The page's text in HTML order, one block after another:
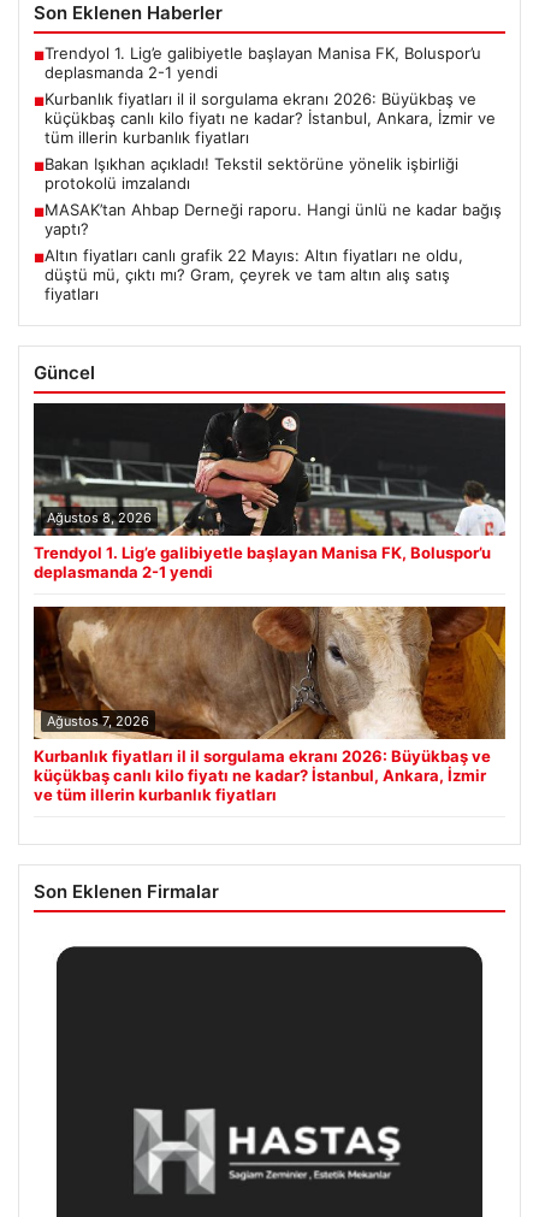
Son Eklenen Haberler
■Trendyol 1. Lig’e galibiyetle başlayan Manisa FK, Boluspor’u
deplasmanda 2-1 yendi
■Kurbanlık fiyatları il il sorgulama ekranı 2026: Büyükbaş ve
küçükbaş canlı kilo fiyatı ne kadar? İstanbul, Ankara, İzmir ve
tüm illerin kurbanlık fiyatları
■Bakan Işıkhan açıkladı! Tekstil sektörüne yönelik işbirliği
protokolü imzalandı
■MASAK’tan Ahbap Derneği raporu. Hangi ünlü ne kadar bağış
yaptı?
■Altın fiyatları canlı grafik 22 Mayıs: Altın fiyatları ne oldu,
düştü mü, çıktı mı? Gram, çeyrek ve tam altın alış satış
fiyatları
Güncel
Ağustos 8, 2026
Trendyol 1. Lig’e galibiyetle başlayan Manisa FK, Boluspor’u
deplasmanda 2-1 yendi
Ağustos 7, 2026
Kurbanlık fiyatları il il sorgulama ekranı 2026: Büyükbaş ve
küçükbaş canlı kilo fiyatı ne kadar? İstanbul, Ankara, İzmir
ve tüm illerin kurbanlık fiyatları
Son Eklenen Firmalar